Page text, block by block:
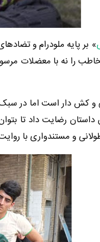
» بر پایه ملودرام و
را نه با معضلات
و کش دار است اما در
و مستندواری با